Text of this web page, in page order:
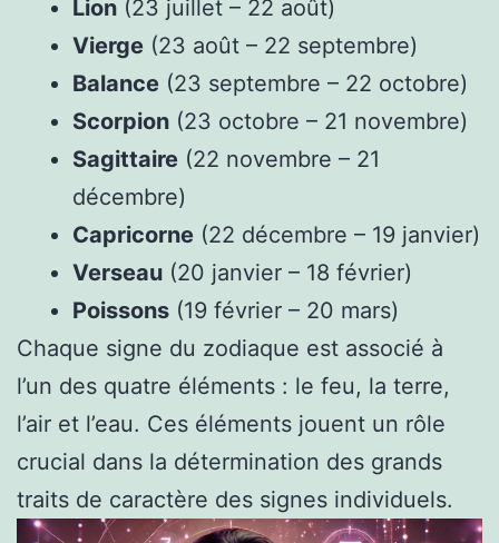
Lion (23 juillet – 22 août)
Vierge (23 août – 22 septembre)
Balance (23 septembre – 22 octobre)
Scorpion (23 octobre – 21 novembre)
Sagittaire (22 novembre – 21
décembre)
Capricorne (22 décembre – 19 janvier)
Verseau (20 janvier – 18 février)
Poissons (19 février – 20 mars)
Chaque signe du zodiaque est associé à
l’un des quatre éléments : le feu, la terre,
l’air et l’eau. Ces éléments jouent un rôle
crucial dans la détermination des grands
traits de caractère des signes individuels.